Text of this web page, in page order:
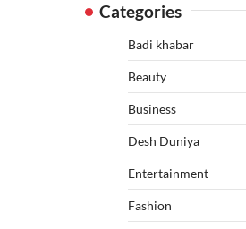
Categories
Badi khabar
Beauty
Business
Desh Duniya
Entertainment
Fashion